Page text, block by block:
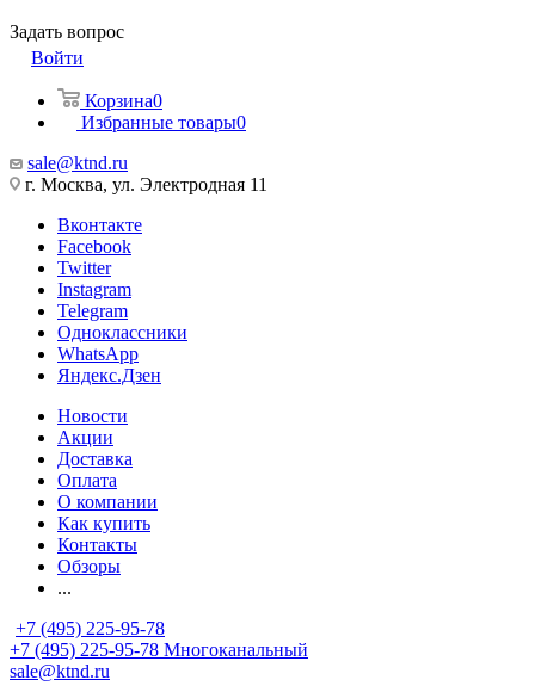
Задать вопрос
Войти
Корзина0
Избранные товары0
sale@ktnd.ru
г. Москва, ул. Электродная 11
Вконтакте
Facebook
Twitter
Instagram
Telegram
Одноклассники
WhatsApp
Яндекс.Дзен
Новости
Акции
Доставка
Оплата
О компании
Как купить
Контакты
Обзоры
...
+7 (495) 225-95-78
+7 (495) 225-95-78 Многоканальный
sale@ktnd.ru